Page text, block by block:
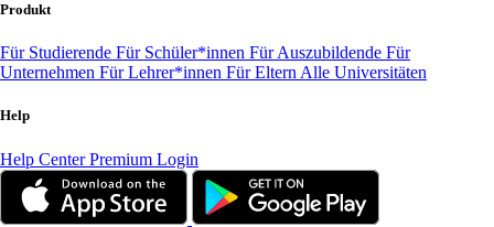
Produkt
Für Studierende Für Schüler*innen Für Auszubildende Für
Unternehmen Für Lehrer*innen Für Eltern Alle Universitäten
Help
Help CenterPremium Login